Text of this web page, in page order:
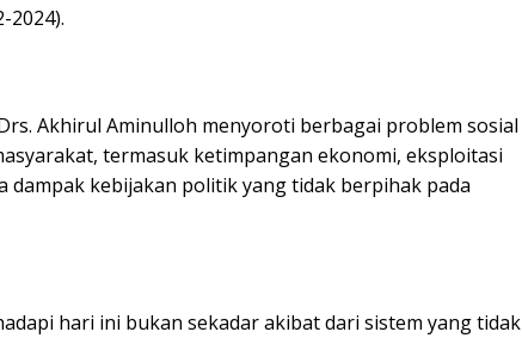
2024).
Akhirul Aminulloh menyoroti berbagai problem sosial
termasuk ketimpangan ekonomi, eksploitasi
dampak kebijakan politik yang tidak berpihak pada
hari ini bukan sekadar akibat dari sistem yang tidak